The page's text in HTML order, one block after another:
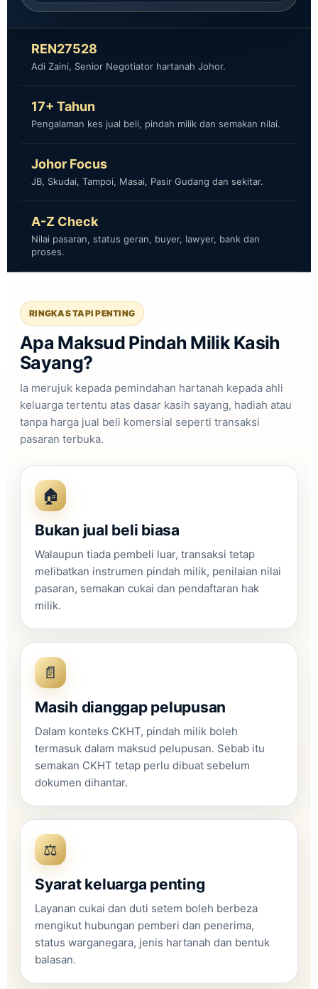
REN27528
Adi Zaini, Senior Negotiator hartanah Johor.
17+ Tahun
Pengalaman kes jual beli, pindah milik dan semakan nilai.
Johor Focus
JB, Skudai, Tampoi, Masai, Pasir Gudang dan sekitar.
A-Z Check
Nilai pasaran, status geran, buyer, lawyer, bank dan
proses.
RINGKAS TAPI PENTING
Apa Maksud Pindah Milik Kasih
Sayang?
Ia merujuk kepada pemindahan hartanah kepada ahli
keluarga tertentu atas dasar kasih sayang, hadiah atau
tanpa harga jual beli komersial seperti transaksi
pasaran terbuka.
🏠
Bukan jual beli biasa
Walaupun tiada pembeli luar, transaksi tetap
melibatkan instrumen pindah milik, penilaian nilai
pasaran, semakan cukai dan pendaftaran hak
milik.
📄
Masih dianggap pelupusan
Dalam konteks CKHT, pindah milik boleh
termasuk dalam maksud pelupusan. Sebab itu
semakan CKHT tetap perlu dibuat sebelum
dokumen dihantar.
⚖️
Syarat keluarga penting
Layanan cukai dan duti setem boleh berbeza
mengikut hubungan pemberi dan penerima,
status warganegara, jenis hartanah dan bentuk
balasan.